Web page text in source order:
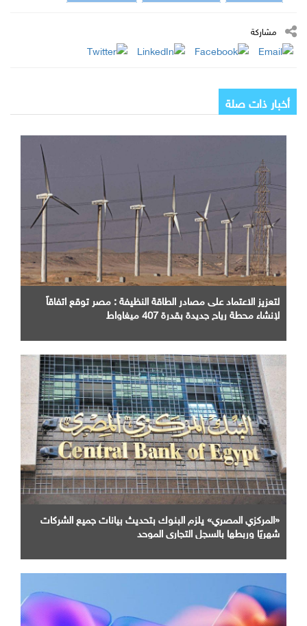
مشاركة
أخبار ذات صلة
لتعزيز الاعتماد على مصادر الطاقة النظيفة : مصر توقع اتفاقاً
لإنشاء محطة رياح جديدة بقدرة 407 ميغاواط
«المركزي المصري» يلزم البنوك بتحديث بيانات جميع الشركات
شهريًا وربطها بالسجل التجاري الموحد